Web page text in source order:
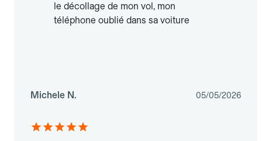
le décollage de mon vol, mon
téléphone oublié dans sa voiture
Michele N. 05/05/2026